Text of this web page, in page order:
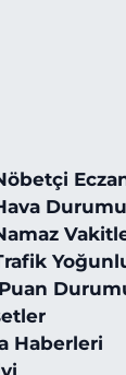
Durumu
Haberleri